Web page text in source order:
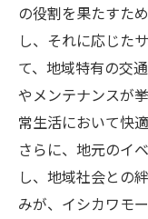
の役割を果たすた
し、それに応じた
て、地域特有の交
やメンテナンスが
常生活において快
さらに、地元のイ
し、地域社会との
みが、イシカワモ